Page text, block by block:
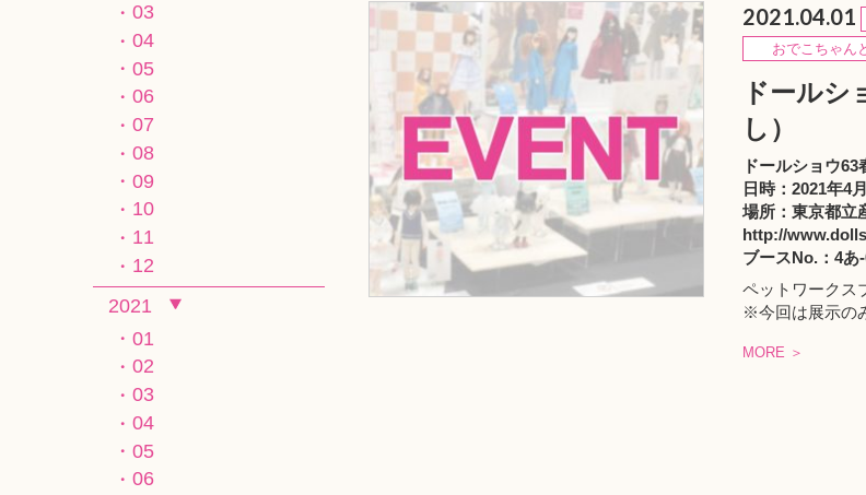
2021.04.01
おでこちゃん
ドール
し）
ドールショウ63
日時：2021年4
場所：東京都立
http://
ブースNo.：4あ
ペットワークス
※今回は展示の
MORE ＞
03
04
05
06
07
08
09
10
11
12
2021
01
02
03
04
05
06